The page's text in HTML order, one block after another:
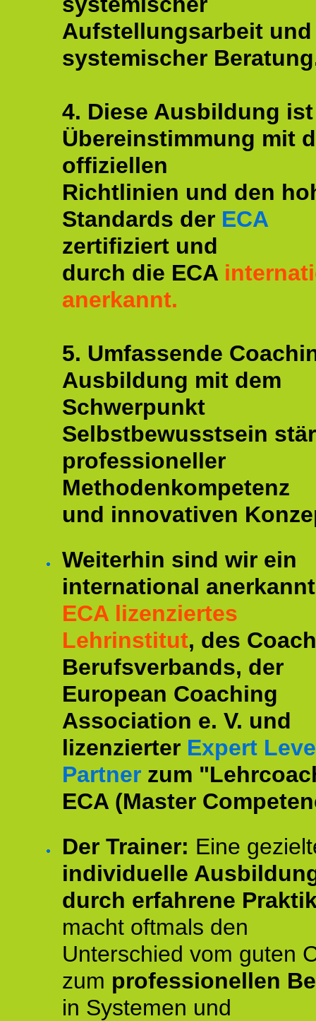
Aufstellungsarbeit und
systemischer
4. Diese Ausbildung
Übereinstimmung mit
offiziellen
Richtlinien und den
Standards der ECA
zertifiziert und
durch die ECA
anerkannt.
5. Umfassende
Ausbildung mit dem
Schwerpunkt
Selbstbewusstsein
professioneller
Methodenkompetenz
und innovativen
Weiterhin sind wir ein
international
ECA lizenziertes
Lehrinstitut, des
Berufsverbands, der
European Coaching
Association e. V. und
lizenzierter Expert
Partner zum
ECA (Master
Der Trainer: Eine
individuelle
durch erfahrene
macht oftmals den
Unterschied vom guten
zum professionellen
in Systemen und